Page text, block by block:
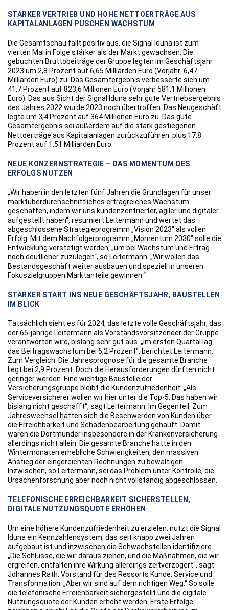
STARKER VERTRIEB UND HOHE NETTOERTRÄGE AUS
KAPITALANLAGEN PUSCHEN WACHSTUM
Die Gesamtschau fällt positiv aus, die Signal Iduna ist zum
vierten Mal in Folge stärker als der Markt gewachsen. Die
gebuchten Bruttobeiträge der Gruppe legten im Geschäftsjahr
2023 um 2,8 Prozent auf 6,65 Milliarden Euro (Vorjahr: 6,47
Milliarden Euro) zu. Das Gesamtergebnis verbesserte sich um
41,7 Prozent auf 823,6 Millionen Euro (Vorjahr 581,1 Millionen
Euro). Das aus Sicht der Signal Iduna sehr gute Vertriebsergebnis
des Jahres 2022 wurde 2023 noch übertroffen. Das Neugeschäft
legte um 3,4 Prozent auf 364 Millionen Euro zu. Das gute
Gesamtergebnis sei außerdem auf die stark gestiegenen
Nettoerträge aus Kapitalanlagen zurückzuführen: plus 17,8
Prozent auf 1,51 Milliarden Euro.
NEUE KONZERNSTRATEGIE – DAS MOMENTUM DES
ERFOLGS NUTZEN
„Wir haben in den letzten fünf Jahren die Grundlagen für unser
marktüberdurchschnittliches ertragreiches Wachstum
geschaffen, indem wir uns kundenzentrierter, agiler und digitaler
aufgestellt haben“, resümiert Leitermann und wertet das
abgeschlossene Strategieprogramm „Vision 2023“ als vollen
Erfolg. Mit dem Nachfolgerprogramm „Momentum 2030“ solle die
Entwicklung verstetigt werden, „um bei Wachstum und Ertrag
noch deutlicher zuzulegen“, so Leitermann. „Wir wollen das
Bestandsgeschäft weiter ausbauen und speziell in unseren
Fokuszielgruppen Marktanteile gewinnen.“
STARKER START INS NEUE GESCHÄFTSJAHR, BAUSTELLEN
IM BLICK
Tatsächlich sieht es für 2024, das letzte volle Geschäftsjahr, das
der 65-jährige Leitermann als Vorstandsvorsitzender der Gruppe
verantworten wird, bislang sehr gut aus. „Im ersten Quartal lag
das Beitragswachstum bei 6,2 Prozent“, berichtet Leitermann.
Zum Vergleich: Die Jahresprognose für die gesamte Branche
liegt bei 2,9 Prozent. Doch die Herausforderungen dürften nicht
geringer werden. Eine wichtige Baustelle der
Versicherungsgruppe bleibt die Kundenzufriedenheit. „Als
Serviceversicherer wollen wir hier unter die Top-5. Das haben wir
bislang nicht geschafft“, sagt Leitermann. Im Gegenteil: Zum
Jahreswechsel hatten sich die Beschwerden von Kunden über
die Erreichbarkeit und Schadenbearbeitung gehäuft. Damit
waren die Dortmunder insbesondere in der Krankenversicherung
allerdings nicht allein. Die gesamte Branche hatte in den
Wintermonaten erhebliche Schwierigkeiten, den massiven
Anstieg der eingereichten Rechnungen zu bewältigen.
Inzwischen, so Leitermann, sei das Problem unter Kontrolle, die
Ursachenforschung aber noch nicht vollständig abgeschlossen.
TELEFONISCHE ERREICHBARKEIT SICHERSTELLEN,
DIGITALE NUTZUNGSQUOTE ERHÖHEN
Um eine höhere Kundenzufriedenheit zu erzielen, nutzt die Signal
Iduna ein Kennzahlensystem, das seit knapp zwei Jahren
aufgebaut ist und inzwischen die Schwachstellen identifiziere.
„Die Schlüsse, die wir daraus ziehen, und die Maßnahmen, die wir
ergreifen, entfalten ihre Wirkung allerdings zeitverzögert“, sagt
Johannes Rath, Vorstand für des Ressorts Kunde, Service und
Transformation. „Aber wir sind auf dem richtigen Weg.“ So solle
die telefonische Erreichbarkeit sichergestellt und die digitale
Nutzungsquote der Kunden erhöht werden. Erste Erfolge